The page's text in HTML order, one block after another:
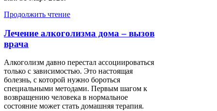
Продолжить чтение
Лечение алкоголизма дома – вызов
врача
Алкоголизм давно перестал ассоциироваться
только с зависимостью. Это настоящая
болезнь, с которой нужно бороться
специальными методами. Первым шагом к
возвращению человека в нормальное
состояние может стать домашняя терапия.